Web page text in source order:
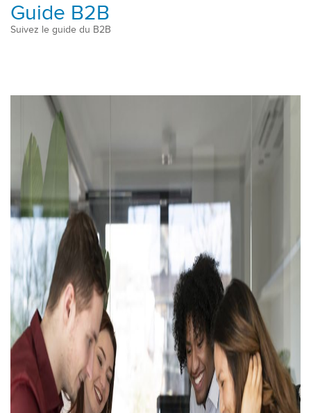
Guide B2B
Suivez le guide du B2B